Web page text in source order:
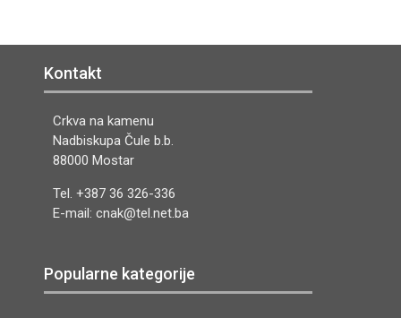
Kontakt
Crkva na kamenu
Nadbiskupa Čule b.b.
88000 Mostar
Tel. +387 36 326-336
E-mail: cnak@tel.net.ba
Popularne kategorije